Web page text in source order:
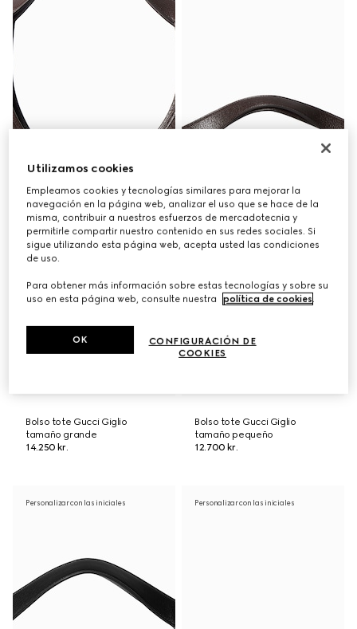
Bolso tote Gucci Giglio
tamaño grande
14.250 kr.
Bolso tote Gucci Giglio
tamaño pequeño
12.700 kr.
Personalizar con las iniciales Personalizar con las iniciales
Utilizamos cookies
Empleamos cookies y tecnologías similares para mejorar la
navegación en la página web, analizar el uso que se hace de la
misma, contribuir a nuestros esfuerzos de mercadotecnia y
permitirle compartir nuestro contenido en sus redes sociales. Si
sigue utilizando esta página web, acepta usted las condiciones
de uso.
Para obtener más información sobre estas tecnologías y sobre su
uso en esta página web, consulte nuestra
política de cookies
CONFIGURACIÓN DE
COOKIES
OK